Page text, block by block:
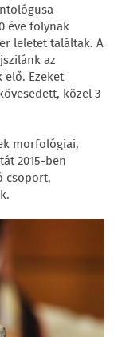
éve folynak
leletet találtak. A
az
Ezeket
közel 3
morfológiai,
2015-ben
csoport,